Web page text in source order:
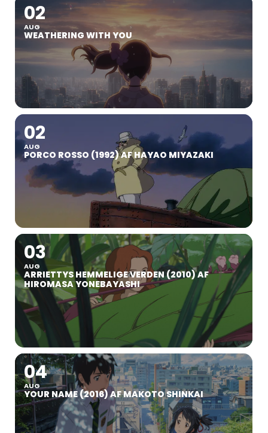
02
AUG
WEATHERING WITH YOU
02
AUG
PORCO ROSSO (1992) AF HAYAO MIYAZAKI
03
AUG
ARRIETTYS HEMMELIGE VERDEN (2010) AF
HIROMASA YONEBAYASHI
04
AUG
YOUR NAME (2016) AF MAKOTO SHINKAI